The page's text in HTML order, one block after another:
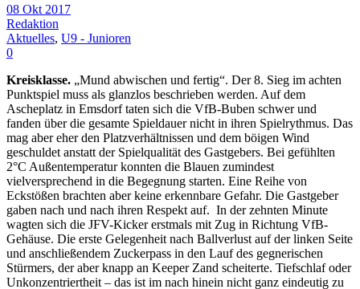
08 Okt 2017
Redaktion
Aktuelles, U9 - Junioren
0
Kreisklasse. „Mund abwischen und fertig“. Der 8. Sieg im achten
Punktspiel muss als glanzlos beschrieben werden. Auf dem
Ascheplatz in Emsdorf taten sich die VfB-Buben schwer und
fanden über die gesamte Spieldauer nicht in ihren Spielrythmus. Das
mag aber eher den Platzverhältnissen und dem böigen Wind
geschuldet anstatt der Spielqualität des Gastgebers. Bei gefühlten
2°C Außentemperatur konnten die Blauen zumindest
vielversprechend in die Begegnung starten. Eine Reihe von
Eckstößen brachten aber keine erkennbare Gefahr. Die Gastgeber
gaben nach und nach ihren Respekt auf. In der zehnten Minute
wagten sich die JFV-Kicker erstmals mit Zug in Richtung VfB-
Gehäuse. Die erste Gelegenheit nach Ballverlust auf der linken Seite
und anschließendem Zuckerpass in den Lauf des gegnerischen
Stürmers, der aber knapp an Keeper Zand scheiterte. Tiefschlaf oder
Unkonzentriertheit – das ist im nach hinein nicht ganz eindeutig zu